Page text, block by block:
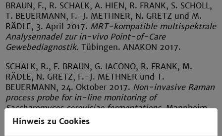
BRAUN, F., R. SCHALK, A. HIEN, R. FRANK, S. SCHOLL,
T. BEUERMANN, F.-J. METHNER, N. GRETZ und M.
RÄDLE, 3. April 2017. MRT-kompatible multispektrale
Analysennadel zur in-vivo Point-of-Care
Gewebediagnostik.Tübingen. ANAKON 2017.
SCHALK, R., F. BRAUN, G. IACONO, R. FRANK, M.
RÄDLE, N. GRETZ, F.-J. METHNER und T.
BEUERMANN, 24. Oktober 2017. Non-invasive Raman
process probe for in-line monitoring of
Saccharomyces cerevisiae fermentations.Mannheim.
BioRN Annual Conference 2017.
Hinweis zu Cookies